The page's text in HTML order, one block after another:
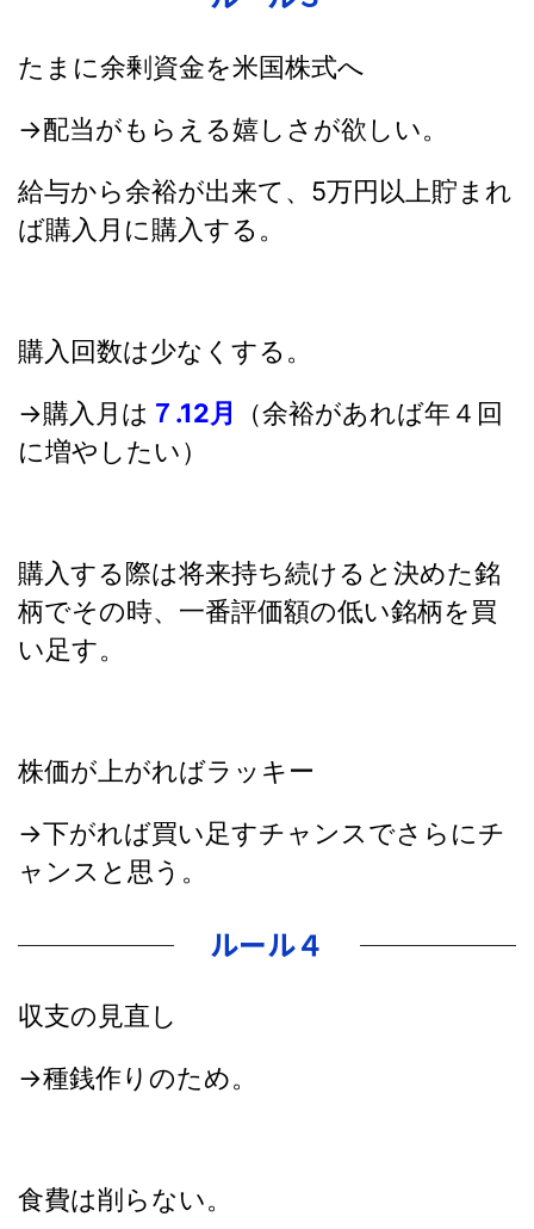
たまに余剰資金を米国株式へ
→配当がもらえる嬉しさが欲しい。
給与から余裕が出来て、5万円以上貯まれ
ば購入月に購入する。
購入回数は少なくする。
→購入月は ７.12月
（余裕があれば年４回
に増やしたい）
購入する際は将来持ち続けると決めた銘
柄でその時、一番評価額の低い銘柄を買
い足す。
株価が上がればラッキー
→下がれば買い足すチャンスでさらにチ
ャンスと思う。
ルール４
収支の見直し
→種銭作りのため。
食費は削らない。